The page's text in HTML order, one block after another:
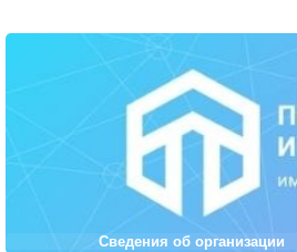
Сведения об организации